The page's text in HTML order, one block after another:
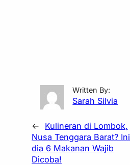
Written By:
Sarah Silvia
←
Kulineran di Lombok,
Nusa Tenggara Barat? Ini
dia 6 Makanan Wajib
Dicoba!